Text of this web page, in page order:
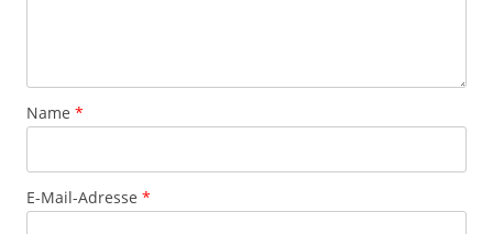
Name *
E-Mail-Adresse *